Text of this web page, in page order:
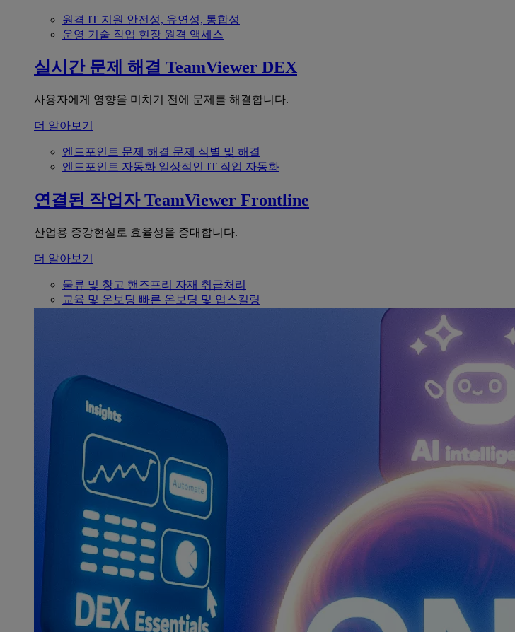
원격 IT 지원 안전성, 유연성, 통합성
운영 기술 작업 현장 원격 액세스
실시간 문제 해결 TeamViewer DEX
사용자에게 영향을 미치기 전에 문제를 해결합니다.
더 알아보기
엔드포인트 문제 해결 문제 식별 및 해결
엔드포인트 자동화 일상적인 IT 작업 자동화
연결된 작업자 TeamViewer Frontline
산업용 증강현실로 효율성을 증대합니다.
더 알아보기
물류 및 창고 핸즈프리 자재 취급처리
교육 및 온보딩 빠른 온보딩 및 업스킬링